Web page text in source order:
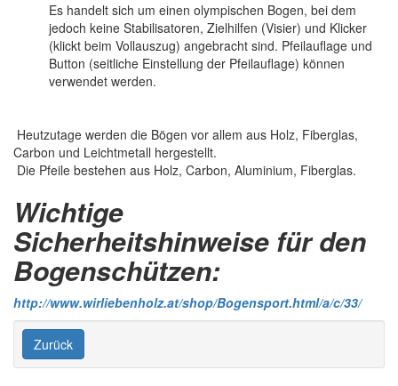
Es handelt sich um einen olympischen Bogen, bei dem
jedoch keine Stabilisatoren, Zielhilfen (Visier) und Klicker
(klickt beim Vollauszug) angebracht sind. Pfeilauflage und
Button (seitliche Einstellung der Pfeilauflage) können
verwendet werden.
Heutzutage werden die Bögen vor allem aus Holz, Fiberglas,
Carbon und Leichtmetall hergestellt.
Die Pfeile bestehen aus Holz, Carbon, Aluminium, Fiberglas.
Wichtige
Sicherheitshinweise für den
Bogenschützen:
http://www.wirliebenholz.at/shop/Bogensport.html/a/c/33/
Zurück